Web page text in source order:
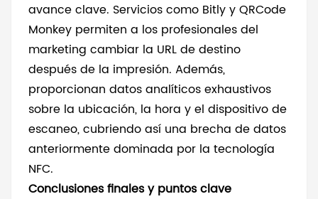
avance clave. Servicios como Bitly y QRCode
Monkey permiten a los profesionales del
marketing cambiar la URL de destino
después de la impresión. Además,
proporcionan datos analíticos exhaustivos
sobre la ubicación, la hora y el dispositivo de
escaneo, cubriendo así una brecha de datos
anteriormente dominada por la tecnología
NFC.
Conclusiones finales y puntos clave